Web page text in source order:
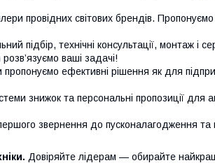
провідних світових брендів.
підбір, технічні консультації, монтаж і
ваші задачі!
ефективні рішення як для
знижок та персональні пропозиції для
звернення до пусконалагодження та
Довіряйте лідерам — обирайте